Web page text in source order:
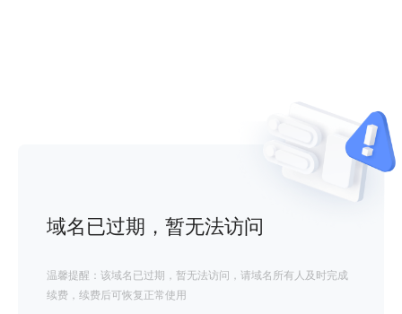
域名已过期，暂无法访问
温馨提醒：该域名已过期，暂无法访问，请域名所有人及时完成
续费，续费后可恢复正常使用